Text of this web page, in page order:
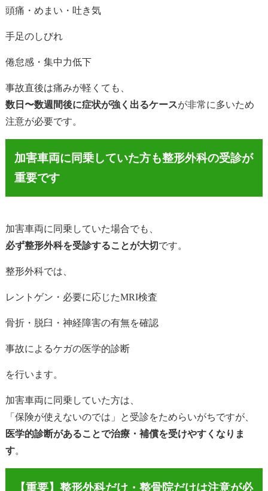
頭痛・めまい・吐き気
手足のしびれ
倦怠感・集中力低下
事故直後は痛みが軽くても、
数日〜数週間後に症状が強く出るケースが非常に多いため
注意が必要です。
加害車両に同乗していた方も整形外科の受診が
重要です
加害車両に同乗していた場合でも、
必ず整形外科を受診することが大切 です。
整形外科では、
レントゲン・必要に応じたMRI検査
骨折・脱臼・神経障害の有無を確認
事故によるケガの医学的診断
を行います。
加害車両に同乗していた方は、
「保険が使えないのでは」と受診をためらいがちですが、
医学的診断があることで治療・補償を受けやすくなりま
す。
【重要】整形外科だけ・整骨院だけは注意が必